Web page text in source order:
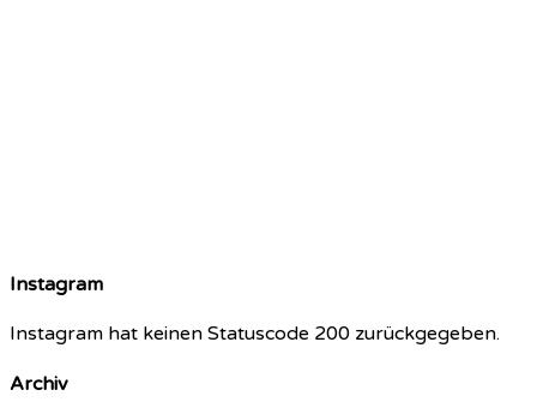
Instagram
Instagram hat keinen Statuscode 200 zurückgegeben.
Archiv